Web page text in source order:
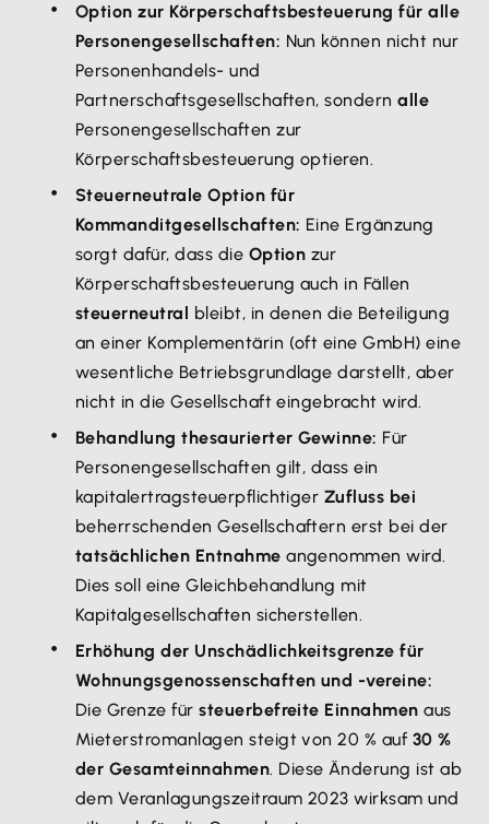
Option zur Körperschaftsbesteuerung für alle
Personengesellschaften: Nun können nicht nur
Personenhandels- und
Partnerschaftsgesellschaften, sondernalle
Personengesellschaften zur
Körperschaftsbesteuerung optieren.
Steuerneutrale Option für
Kommanditgesellschaften: Eine Ergänzung
sorgt dafür, dass die Option zur
Körperschaftsbesteuerung auch in Fällen
steuerneutral bleibt, in denen die Beteiligung
an einer Komplementärin (oft eine GmbH) eine
wesentliche Betriebsgrundlage darstellt, aber
nicht in die Gesellschaft eingebracht wird.
Behandlung thesaurierter Gewinne: Für
Personengesellschaften gilt, dass ein
kapitalertragsteuerpflichtiger Zufluss bei
beherrschenden Gesellschaftern erst bei der
tatsächlichen Entnahme angenommen wird.
Dies soll eine Gleichbehandlung mit
Kapitalgesellschaften sicherstellen.
Erhöhung der Unschädlichkeitsgrenze für
Wohnungsgenossenschaften und -vereine:
Die Grenze fürsteuerbefreite Einnahmen aus
Mieterstromanlagen steigt von 20 % auf 30 %
der Gesamteinnahmen. Diese Änderung ist ab
dem Veranlagungszeitraum 2023 wirksam und